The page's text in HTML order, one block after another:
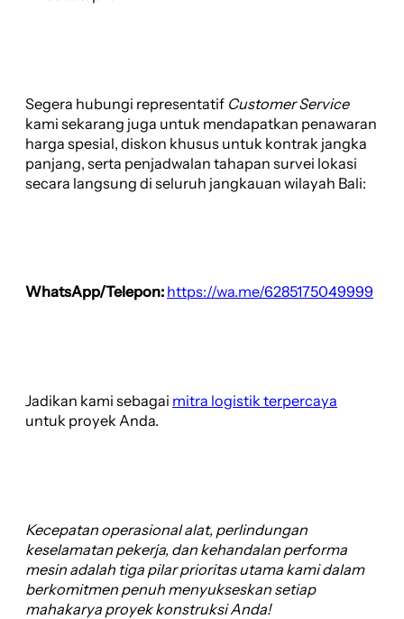
Segera hubungi representatif Customer Service
kami sekarang juga untuk mendapatkan penawaran
harga spesial, diskon khusus untuk kontrak jangka
panjang, serta penjadwalan tahapan survei lokasi
secara langsung di seluruh jangkauan wilayah Bali:
WhatsApp/Telepon: https://wa.me/6285175049999
Jadikan kami sebagai mitra logistik terpercaya
untuk proyek Anda.
Kecepatan operasional alat, perlindungan
keselamatan pekerja, dan kehandalan performa
mesin adalah tiga pilar prioritas utama kami dalam
berkomitmen penuh menyukseskan setiap
mahakarya proyek konstruksi Anda!